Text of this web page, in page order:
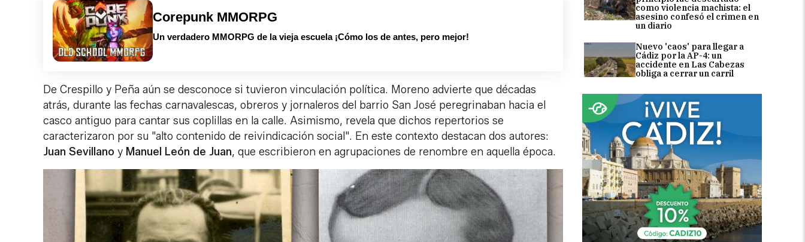
como violencia machista: el
asesino confesó el crimen en
un diario
Nuevo 'caos' para llegar a
Cádiz por la AP-4: un
accidente en Las Cabezas
obliga a cerrar un carril
Corepunk MMORPG
Un verdadero MMORPG de la vieja escuela ¡Cómo los de antes, pero mejor!
De Crespillo y Peña aún se desconoce si tuvieron vinculación política. Moreno advierte que décadas
atrás, durante las fechas carnavalescas, obreros y jornaleros del barrio San José peregrinaban hacia el
casco antiguo para cantar sus coplillas en la calle. Asimismo, revela que dichos repertorios se
caracterizaron por su "alto contenido de reivindicación social". En este contexto destacan dos autores:
Juan Sevillano y Manuel León de Juan, que escribieron en agrupaciones de renombre en aquella época.